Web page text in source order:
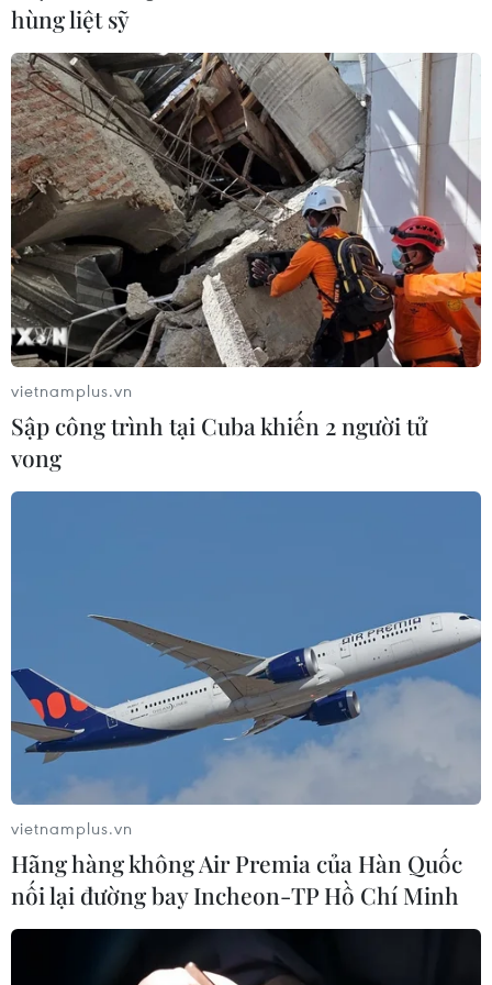
Winston Churchill lọt vào bảng xếp hạng
nhạc pop
05/10/2010 01:27
Album những bài phát biểu nổi tiếng của cố Thủ tướng
Anh Winston Churchill được phổ nhạc đứng thứ tư trong
bảng xếp hạng nhạc pop.
hùng liệt sỹ
vietnamplus.vn
Sập công trình tại Cuba khiến 2 người tử
vong
vietnamplus.vn
Hãng hàng không Air Premia của Hàn Quốc
nối lại đường bay Incheon-TP Hồ Chí Minh